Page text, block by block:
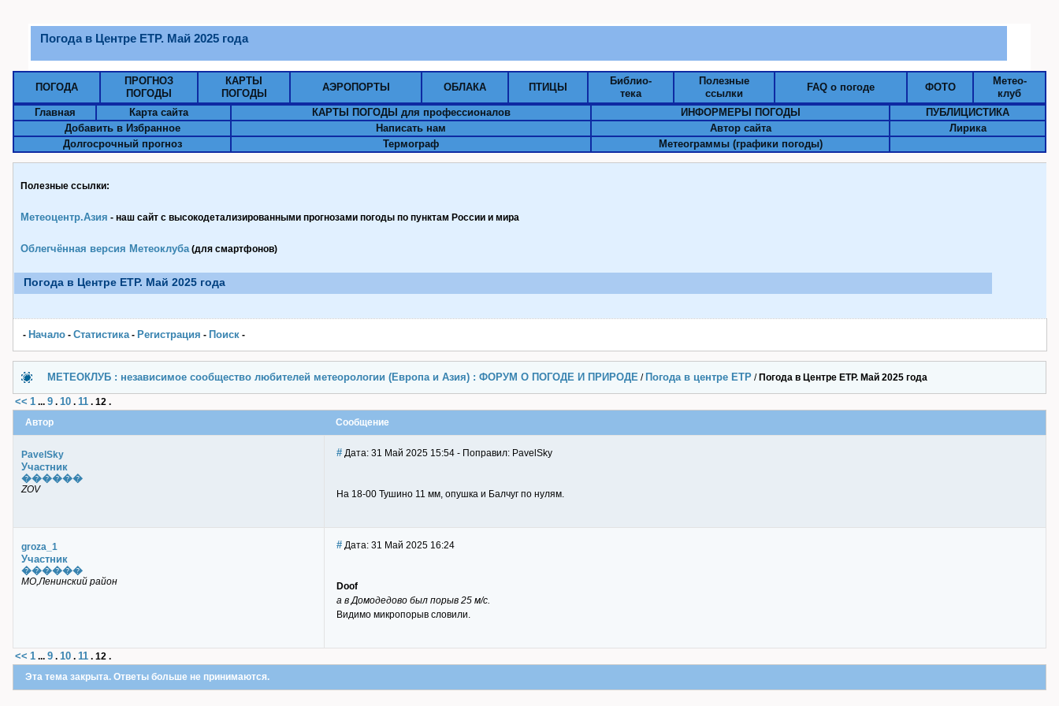
Погода в Центре ЕТР. Май 2025 года
ПОГОДА
ПРОГНОЗ
ПОГОДЫ
КАРТЫ
ПОГОДЫ
АЭРОПОРТЫ ОБЛАКА ПТИЦЫ
Библио-
тека
Полезные
ссылки
FAQ о погоде ФОТО
Метео-
клуб
Главная
Карта сайта КАРТЫ ПОГОДЫ для профессионалов ИНФОРМЕРЫ ПОГОДЫ
ПУБЛИЦИСТИКА
Добавить в Избранное
Написать нам Автор сайта
Лирика
Долгосрочный прогноз
Термограф Метеограммы (графики погоды)
Полезные ссылки:
Метеоцентр.Азия - наш сайт с высокодетализированными прогнозами погоды по пунктам Pоссии и мира
Облегчённая версия Метеоклуба(для смартфонов)
Погода в Центре ЕТР. Май 2025 года
- Начало - Статистика- Pегистрация - Поиск -
МЕТЕОКЛУБ : независимое сообщество любителей метеорологии (Европа и Азия) : ФОРУМ О ПОГОДЕ И ПРИРОДЕ / Погода в центре ЕТР / Погода в Центре ЕТР. Май 2025 года
<< 1 ... 9 . 10 . 11 . 12 .
Автор
Сообщение
PavelSky
Участник
������
ZOV
# Дата: 31 Май 2025 15:54 - Поправил: PavelSky
На 18-00 Тушино 11 мм, опушка и Балчуг по нулям.
groza_1
Участник
������
МО,Ленинский район
# Дата: 31 Май 2025 16:24
Doof
а в Домодедово был порыв 25 м/с.
Видимо микропорыв словили.
<< 1 ... 9 . 10 . 11 . 12 .
Эта тема закрыта. Ответы больше не принимаются.